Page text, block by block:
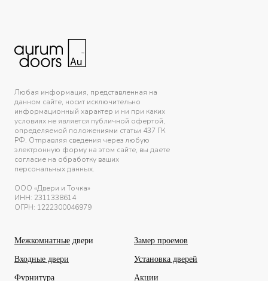
Любая информация, представленная на
данном сайте, носит исключительно
информационный характер и ни при каких
условиях не является публичной офертой,
определяемой положениями статьи 437 ГК
РФ. Отправляя сведения через любую
электронную форму на этом сайте, вы даете
согласие на обработку ваших
персональных данных.
ООО «Двери и Точка»
ИНН: 2311338614
ОГРН: 1222300046979
Межкомнатные двери
Входные двери
Фурнитура
Замер проемов
Установка дверей
Акции